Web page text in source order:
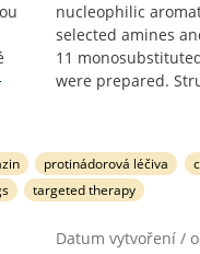
nucleophilic
selected amines
11
were prepared.
protinádorová léčiva
targeted therapy
Datum vytvoření /